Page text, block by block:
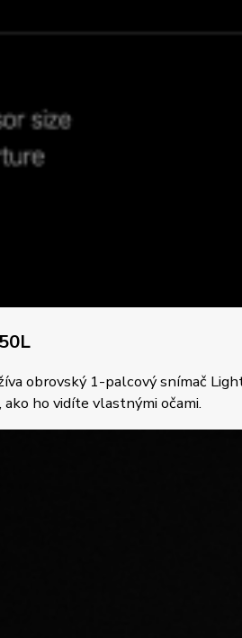
obrovský 1-palcový snímač
ho vidíte vlastnými očami.